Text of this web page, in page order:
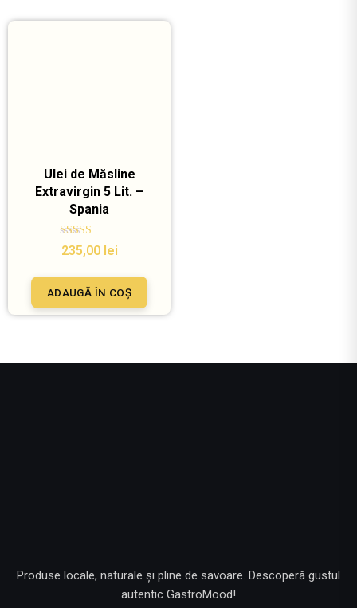
Ulei de Măsline
Extravirgin 5 Lit. –
Spania
Evaluat la
5.00
235,00 lei
ADAUGĂ ÎN COȘ
Produse locale, naturale și pline de savoare. Descoperă gustul
autentic GastroMood!